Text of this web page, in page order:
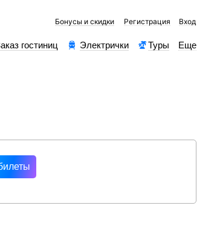
гостиниц Электрички Туры Еще
Бонусы и скидки Вход
Регистрация